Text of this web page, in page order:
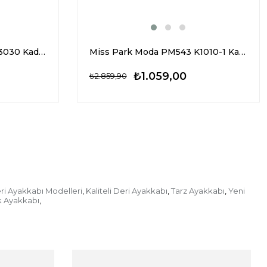
Miss Park Moda PM170 K3030 Kadın Klasik Topuklu Bot Siyah Miss Park Moda PM543 K1010-1 Kadın Klasik Topuklu Bot Siyah
₺1.059,00
₺2.859,90
Ayakkabı Modelleri, Kaliteli Deri Ayakkabı, Tarz Ayakkabı, Yeni
Ayakkabı,